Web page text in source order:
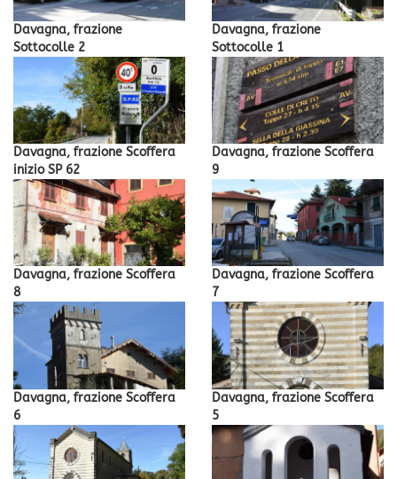
Davagna, frazione
Sottocolle 2
Davagna, frazione
Sottocolle 1
Davagna, frazione Scoffera
inizio SP 62
Davagna, frazione Scoffera
9
Davagna, frazione Scoffera
8
Davagna, frazione Scoffera
7
Davagna, frazione Scoffera
6
Davagna, frazione Scoffera
5